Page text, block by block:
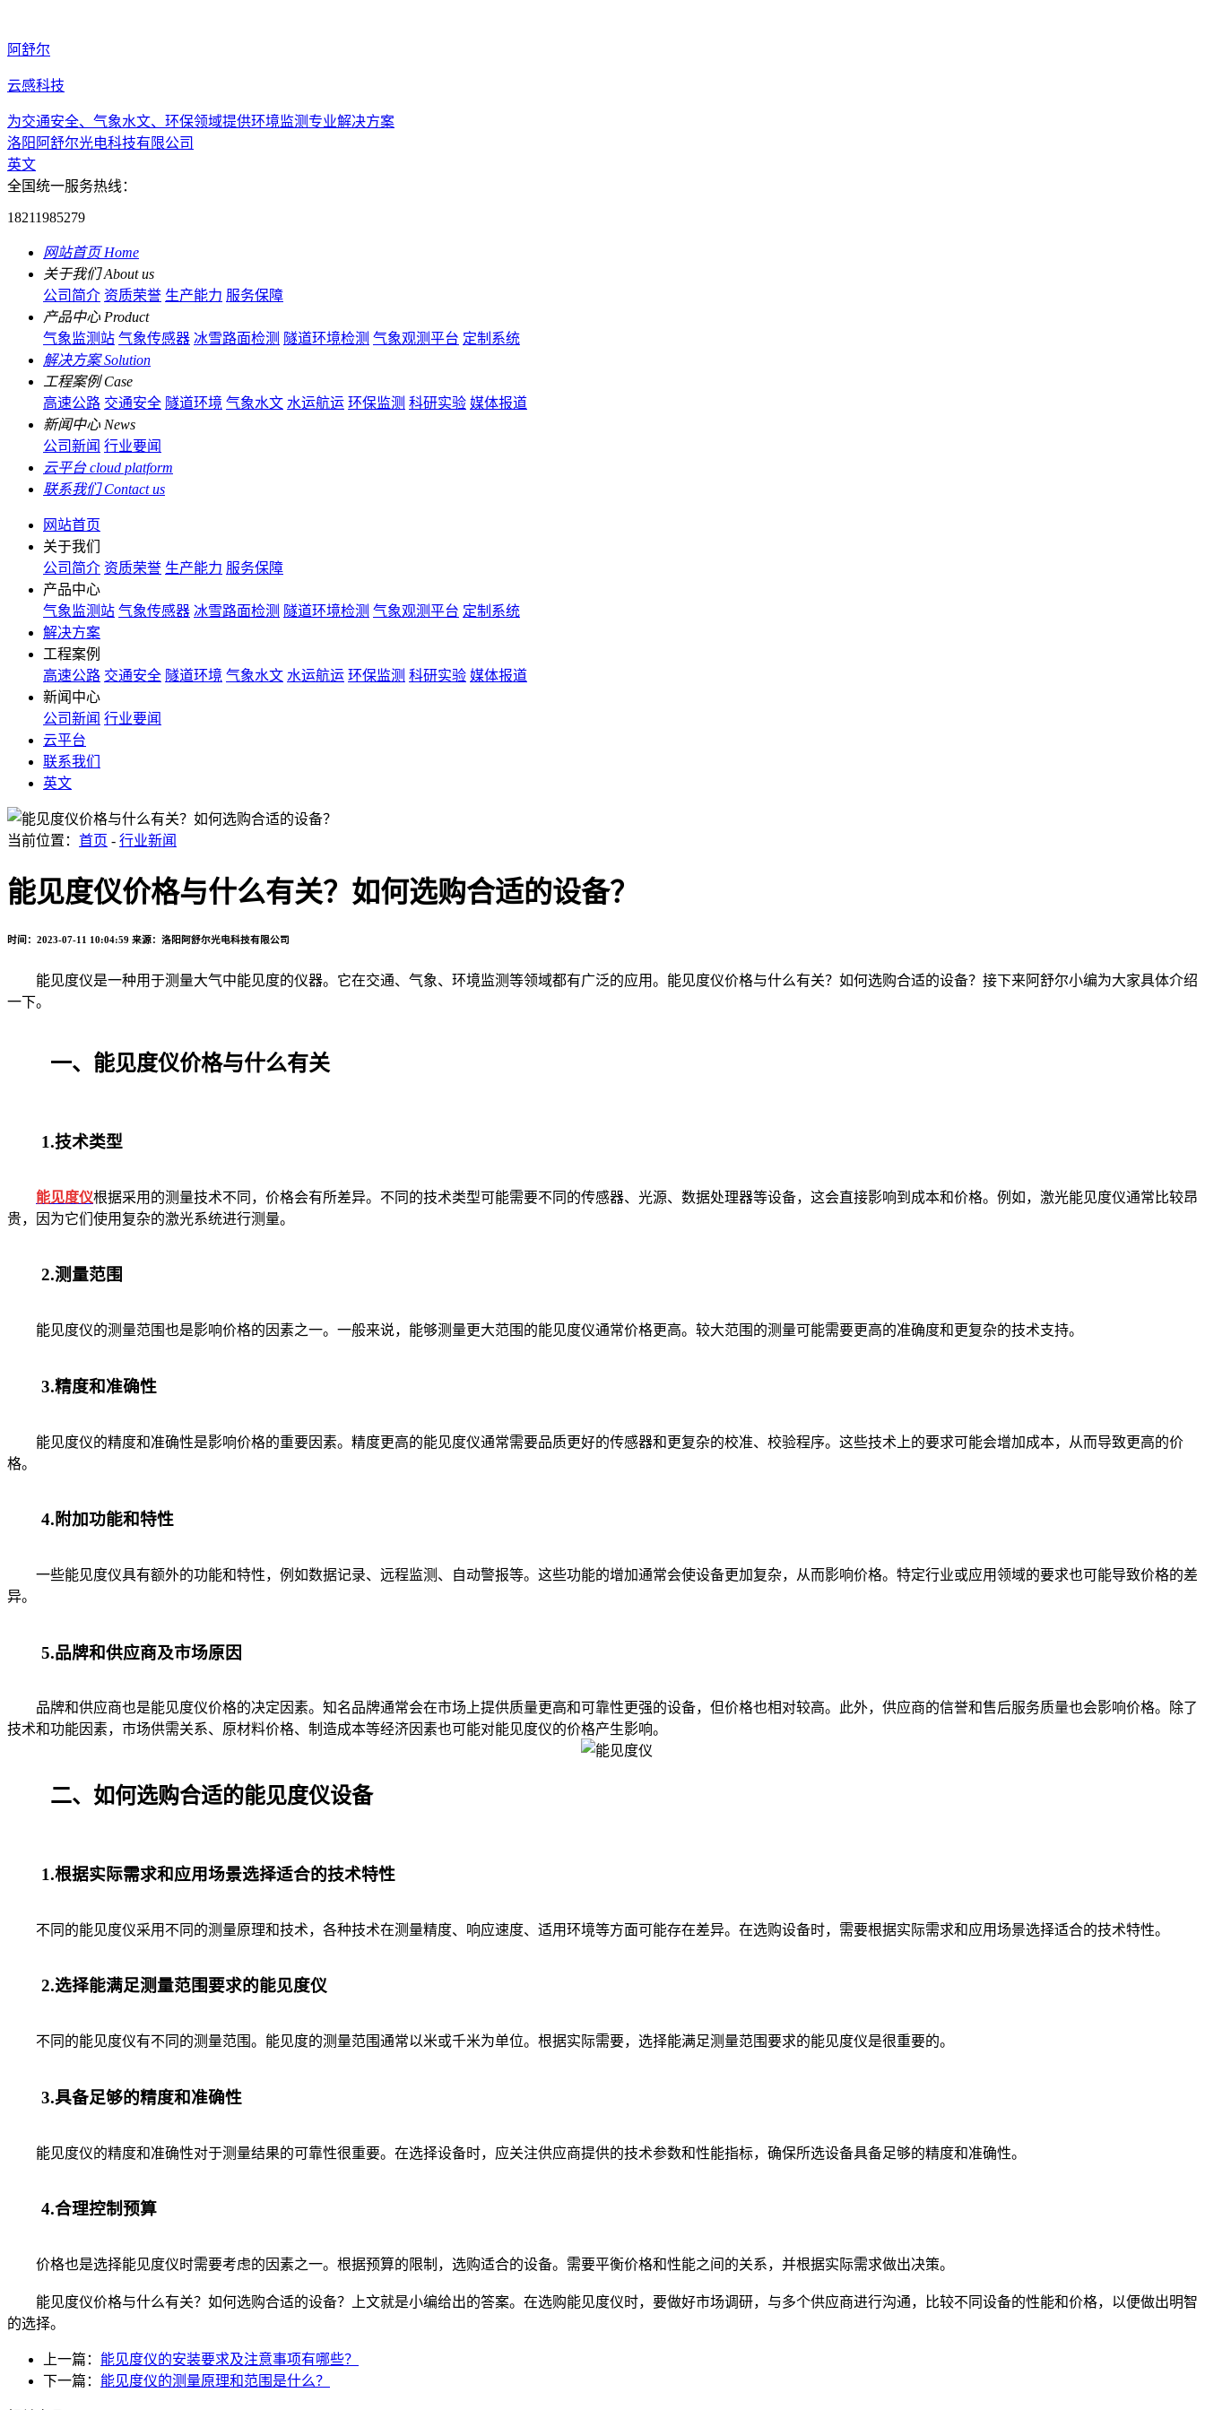
阿舒尔
云感科技
为交通安全、气象水文、环保领域提供环境监测专业解决方案
洛阳阿舒尔光电科技有限公司
英文
全国统一服务热线：
18211985279
网站首页 Home
关于我们 About us
公司简介 资质荣誉 生产能力 服务保障
产品中心 Product
气象监测站 气象传感器 冰雪路面检测 隧道环境检测 气象观测平台 定制系统
解决方案 Solution
工程案例 Case
高速公路 交通安全 隧道环境 气象水文 水运航运 环保监测 科研实验 媒体报道
新闻中心 News
公司新闻 行业要闻
云平台 cloud platform
联系我们 Contact us
网站首页
关于我们
公司简介 资质荣誉 生产能力 服务保障
产品中心
气象监测站 气象传感器 冰雪路面检测 隧道环境检测 气象观测平台 定制系统
解决方案
工程案例
高速公路 交通安全 隧道环境 气象水文 水运航运 环保监测 科研实验 媒体报道
新闻中心
公司新闻 行业要闻
云平台
联系我们
英文
当前位置： 首页 - 行业新闻
能见度仪价格与什么有关？如何选购合适的设备？
时间：2023-07-11 10:04:59 来源：洛阳阿舒尔光电科技有限公司
能见度仪是一种用于测量大气中能见度的仪器。它在交通、气象、环境监测等领域都有广泛的应用。能见度仪价格与什么有关？如何选购合适的设备？接下来阿舒尔小编为大家具体介绍
一下。
一、能见度仪价格与什么有关
1.技术类型
能见度仪根据采用的测量技术不同，价格会有所差异。不同的技术类型可能需要不同的传感器、光源、数据处理器等设备，这会直接影响到成本和价格。例如，激光能见度仪通常比较昂
贵，因为它们使用复杂的激光系统进行测量。
2.测量范围
能见度仪的测量范围也是影响价格的因素之一。一般来说，能够测量更大范围的能见度仪通常价格更高。较大范围的测量可能需要更高的准确度和更复杂的技术支持。
3.精度和准确性
能见度仪的精度和准确性是影响价格的重要因素。精度更高的能见度仪通常需要品质更好的传感器和更复杂的校准、校验程序。这些技术上的要求可能会增加成本，从而导致更高的价
格。
4.附加功能和特性
一些能见度仪具有额外的功能和特性，例如数据记录、远程监测、自动警报等。这些功能的增加通常会使设备更加复杂，从而影响价格。特定行业或应用领域的要求也可能导致价格的差
异。
5.品牌和供应商及市场原因
品牌和供应商也是能见度仪价格的决定因素。知名品牌通常会在市场上提供质量更高和可靠性更强的设备，但价格也相对较高。此外，供应商的信誉和售后服务质量也会影响价格。除了
技术和功能因素，市场供需关系、原材料价格、制造成本等经济因素也可能对能见度仪的价格产生影响。
二、如何选购合适的能见度仪设备
1.根据实际需求和应用场景选择适合的技术特性
不同的能见度仪采用不同的测量原理和技术，各种技术在测量精度、响应速度、适用环境等方面可能存在差异。在选购设备时，需要根据实际需求和应用场景选择适合的技术特性。
2.选择能满足测量范围要求的能见度仪
不同的能见度仪有不同的测量范围。能见度的测量范围通常以米或千米为单位。根据实际需要，选择能满足测量范围要求的能见度仪是很重要的。
3.具备足够的精度和准确性
能见度仪的精度和准确性对于测量结果的可靠性很重要。在选择设备时，应关注供应商提供的技术参数和性能指标，确保所选设备具备足够的精度和准确性。
4.合理控制预算
价格也是选择能见度仪时需要考虑的因素之一。根据预算的限制，选购适合的设备。需要平衡价格和性能之间的关系，并根据实际需求做出决策。
能见度仪价格与什么有关？如何选购合适的设备？上文就是小编给出的答案。在选购能见度仪时，要做好市场调研，与多个供应商进行沟通，比较不同设备的性能和价格，以便做出明智
的选择。
上一篇： 能见度仪的安装要求及注意事项有哪些？
下一篇： 能见度仪的测量原理和范围是什么？